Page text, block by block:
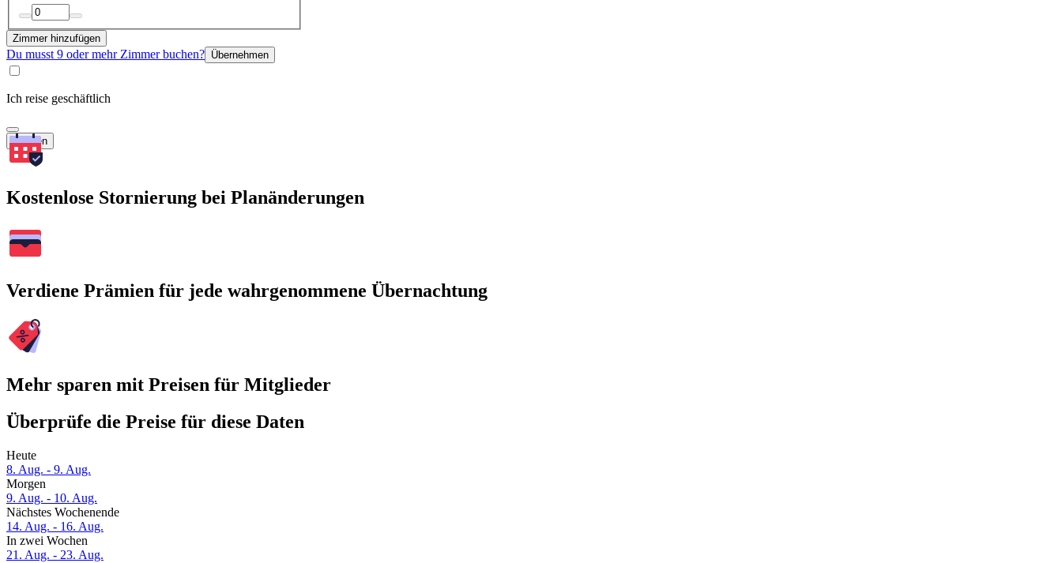
Zimmer hinzufügen
Du musst 9 oder mehr Zimmer buchen? Übernehmen
Ich reise geschäftlich
Suchen
Kostenlose Stornierung bei Planänderungen
Verdiene Prämien für jede wahrgenommene Übernachtung
Mehr sparen mit Preisen für Mitglieder
Überprüfe die Preise für diese Daten
Heute
8. Aug. - 9. Aug.
Morgen
9. Aug. - 10. Aug.
Nächstes Wochenende
14. Aug. - 16. Aug.
In zwei Wochen
21. Aug. - 23. Aug.